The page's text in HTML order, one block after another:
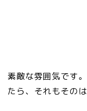
素敵な雰囲気です
たら、それもそのは